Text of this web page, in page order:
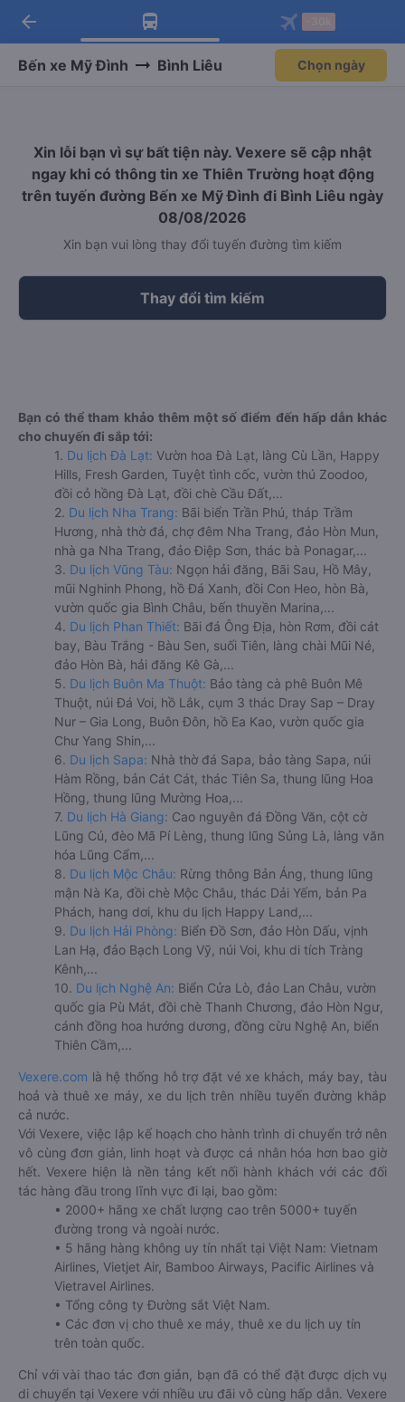
Tải app Vexere ngay!
Nhận ưu đãi thành viên độc
Mở app
Tải app Vexere
-30k/ghế khi đặt vé máy bay qua
Mở app
arrow_back
Bến xe Mỹ Đình Bình Liêu Chọn ngày
Xin lỗi bạn vì sự bất tiện này. Vexere sẽ cập nhật
ngay khi có thông tin xe Thiên Trường hoạt động
trên tuyến đường Bến xe Mỹ Đình đi Bình Liêu ngày
08/08/2026
Xin bạn vui lòng thay đổi tuyến đường tìm kiếm
Thay đổi tìm kiếm
Bạn có thể tham khảo thêm một số điểm đến hấp dẫn khác
cho chuyến đi sắp tới:
1. Du lịch Đà Lạt: Vườn hoa Đà Lạt, làng Cù Lần, Happy
Hills, Fresh Garden, Tuyệt tình cốc, vườn thú Zoodoo,
đồi cỏ hồng Đà Lạt, đồi chè Cầu Đất,...
2. Du lịch Nha Trang: Bãi biển Trần Phú, tháp Trầm
Hương, nhà thờ đá, chợ đêm Nha Trang, đảo Hòn Mun,
nhà ga Nha Trang, đảo Điệp Sơn, thác bà Ponagar,...
3. Du lịch Vũng Tàu: Ngọn hải đăng, Bãi Sau, Hồ Mây,
mũi Nghinh Phong, hồ Đá Xanh, đồi Con Heo, hòn Bà,
vườn quốc gia Bình Châu, bến thuyền Marina,...
4. Du lịch Phan Thiết: Bãi đá Ông Địa, hòn Rơm, đồi cát
bay, Bàu Trắng - Bàu Sen, suối Tiên, làng chài Mũi Né,
đảo Hòn Bà, hải đăng Kê Gà,...
5. Du lịch Buôn Ma Thuột: Bảo tàng cà phê Buôn Mê
Thuột, núi Đá Voi, hồ Lắk, cụm 3 thác Dray Sap – Dray
Nur – Gia Long, Buôn Đôn, hồ Ea Kao, vườn quốc gia
Chư Yang Shin,...
6. Du lịch Sapa: Nhà thờ đá Sapa, bảo tàng Sapa, núi
Hàm Rồng, bản Cát Cát, thác Tiên Sa, thung lũng Hoa
Hồng, thung lũng Mường Hoa,...
7. Du lịch Hà Giang: Cao nguyên đá Đồng Văn, cột cờ
Lũng Cú, đèo Mã Pí Lèng, thung lũng Sủng Là, làng văn
hóa Lũng Cẩm,...
8. Du lịch Mộc Châu: Rừng thông Bản Áng, thung lũng
mận Nà Ka, đồi chè Mộc Châu, thác Dải Yếm, bản Pa
Phách, hang dơi, khu du lịch Happy Land,...
9. Du lịch Hải Phòng: Biển Đồ Sơn, đảo Hòn Dấu, vịnh
Lan Hạ, đảo Bạch Long Vỹ, núi Voi, khu di tích Tràng
Kênh,...
10. Du lịch Nghệ An: Biển Cửa Lò, đảo Lan Châu, vườn
quốc gia Pù Mát, đồi chè Thanh Chương, đảo Hòn Ngư,
cánh đồng hoa hướng dương, đồng cừu Nghệ An, biển
Thiên Cầm,...
Vexere.com là hệ thống hỗ trợ đặt vé xe khách, máy bay, tàu
hoả và thuê xe máy, xe du lịch trên nhiều tuyến đường khắp
cả nước.
Với Vexere, việc lập kế hoạch cho hành trình di chuyển trở nên
vô cùng đơn giản, linh hoạt và được cá nhân hóa hơn bao giờ
hết. Vexere hiện là nền tảng kết nối hành khách với các đối
tác hàng đầu trong lĩnh vực đi lại, bao gồm:
• 2000+ hãng xe chất lượng cao trên 5000+ tuyến
đường trong và ngoài nước.
• 5 hãng hàng không uy tín nhất tại Việt Nam: Vietnam
Airlines, Vietjet Air, Bamboo Airways, Pacific Airlines và
Vietravel Airlines.
• Tổng công ty Đường sắt Việt Nam.
• Các đơn vị cho thuê xe máy, thuê xe du lịch uy tín
trên toàn quốc.
Chỉ với vài thao tác đơn giản, bạn đã có thể đặt được dịch vụ
di chuyển tại Vexere với nhiều ưu đãi vô cùng hấp dẫn. Vexere